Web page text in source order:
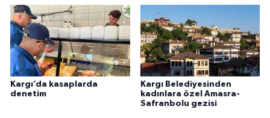
Kargı’da kasaplarda
denetim
Kargı Belediyesinden
kadınlara özel Amasra-
Safranbolu gezisi